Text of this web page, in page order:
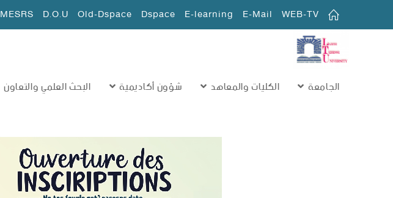
WEB-TV
E-Mail
E-learning
Dspace
Old-Dspace
D.O.U
MESRS
الجامعة الكليات والمعاهد شؤون أكاديمية البحث العلمي والتعاون